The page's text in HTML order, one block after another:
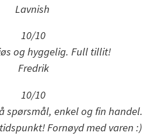
Lavnish
10/10
og hyggelig. Full tillit!
Fredrik
10/10
spørsmål, enkel og fin handel.
Fornøyd med varen :)